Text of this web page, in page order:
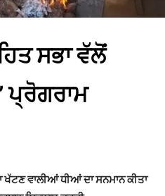
ਸਭਾ ਵੱਲੋਂ
ਪ੍ਰੋਗਰਾਮ
ਖੱਟਣ ਵਾਲੀਆਂ ਧੀਆਂ ਦਾ ਸਨਮਾਨ ਕੀਤਾ